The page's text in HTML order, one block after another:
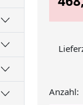
Anzahl: